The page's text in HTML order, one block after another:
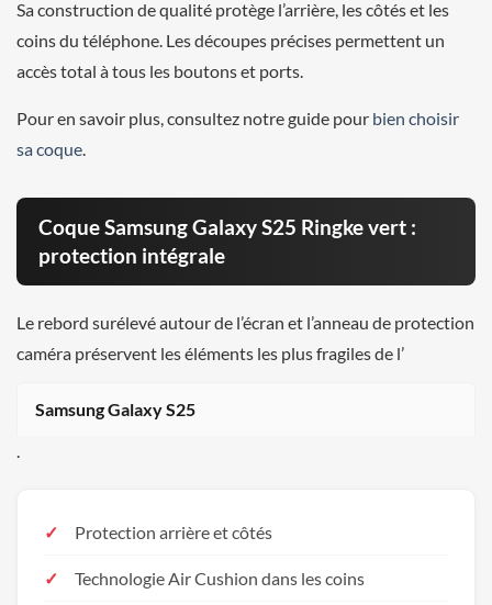
Sa construction de qualité protège l’arrière, les côtés et les
coins du téléphone. Les découpes précises permettent un
accès total à tous les boutons et ports.
Pour en savoir plus, consultez notre guide pour bien choisir
sa coque
Coque Samsung Galaxy S25 Ringke vert :
protection intégrale
Le rebord surélevé autour de l’écran et l’anneau de protection
caméra préservent les éléments les plus fragiles de l’
Samsung Galaxy S25
Protection arrière et côtés
Technologie Air Cushion dans les coins